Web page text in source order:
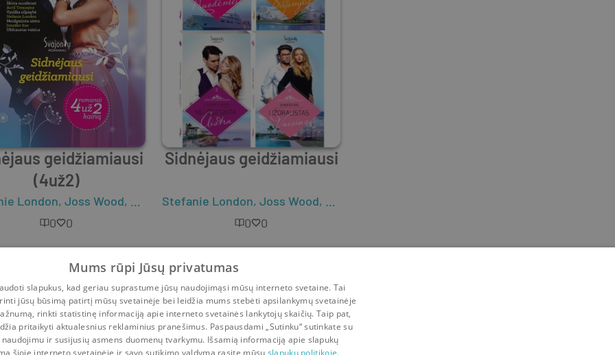
geidžiamiausi
(4už2)
London, Joss Wood,
Avril Tremayne
0
0
Sidnėjaus geidžiamiausi
Stefanie London, Joss Wood,
0
0
Mums rūpi Jūsų privatumas
slapukus, kad geriau suprastume jūsų naudojimąsi mūsų interneto svetaine. Tai
jūsų būsimą patirtį mūsų svetainėje bei leidžia mums stebėti apsilankymų svetainėje
rinkti statistinę informaciją apie interneto svetainės lankytojų skaičių. Taip pat,
pritaikyti aktualesnius reklaminius pranešimus. Paspausdami „Sutinku“ sutinkate su
ir susijusių asmens duomenų tvarkymu. Išsamią informaciją apie slapukų
šioje interneto svetainėje ir savo sutikimo valdymą rasite mūsų slapukų politikoje.